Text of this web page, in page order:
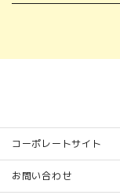
コーポレートサイト
お問い合わせ